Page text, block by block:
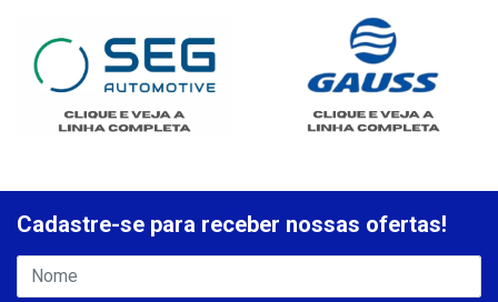
Cadastre-se para receber nossas ofertas!